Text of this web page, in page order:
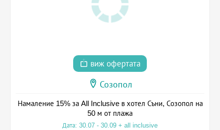
виж офертата
Созопол
Намаление 15% за All Inclusive в хотел Съни, Созопол на
50 м от плажа
Дата: 30.07 - 30.09 + all inclusive